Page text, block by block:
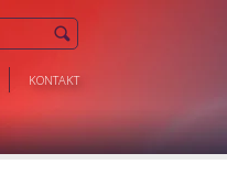
KONTAKT